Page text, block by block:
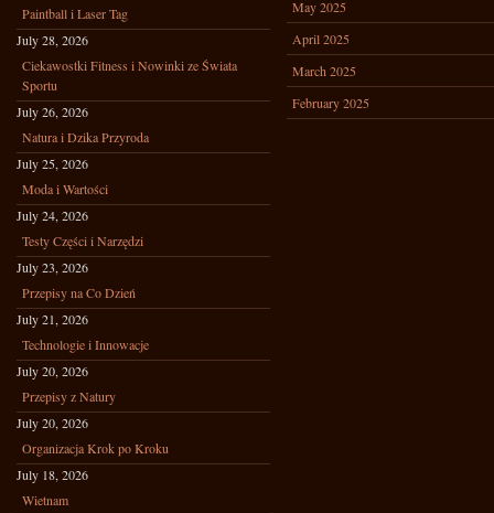
Paintball i Laser Tag
July 28, 2026
Ciekawostki Fitness i Nowinki ze Świata
Sportu
July 26, 2026
Natura i Dzika Przyroda
July 25, 2026
Moda i Wartości
July 24, 2026
Testy Części i Narzędzi
July 23, 2026
Przepisy na Co Dzień
July 21, 2026
Technologie i Innowacje
July 20, 2026
Przepisy z Natury
July 20, 2026
Organizacja Krok po Kroku
July 18, 2026
Wietnam
May 2025
April 2025
March 2025
February 2025